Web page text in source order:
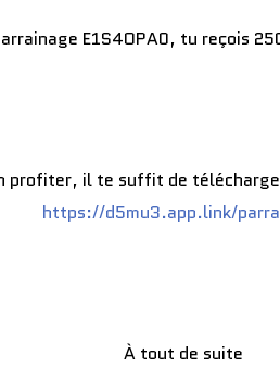
E1S4OPA0, tu reçois
profiter, il te suffit de
https://d5mu3.app.link/
À tout de suite